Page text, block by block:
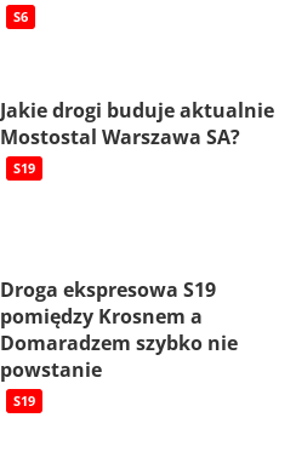
S6
Jakie drogi buduje aktualnie
Mostostal Warszawa SA?
S19
Droga ekspresowa S19
pomiędzy Krosnem a
Domaradzem szybko nie
powstanie
S19